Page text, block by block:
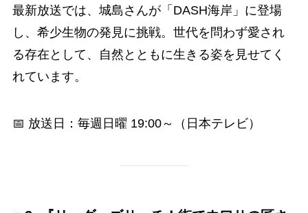
最新放送では、城島さんが「DASH海岸」に登場
し、希少生物の発見に挑戦。世代を問わず愛され
る存在として、自然とともに生きる姿を見せてく
れています。
📅 放送日：毎週日曜 19:00～（日本テレビ）